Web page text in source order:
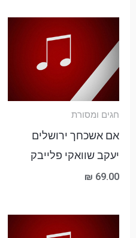
חגים ומסורת
אם אשכחך ירושלים
יעקב שוואקי פלייבק
₪ 69.00